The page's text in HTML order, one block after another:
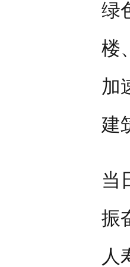
绿
楼
加
建
当
振
人